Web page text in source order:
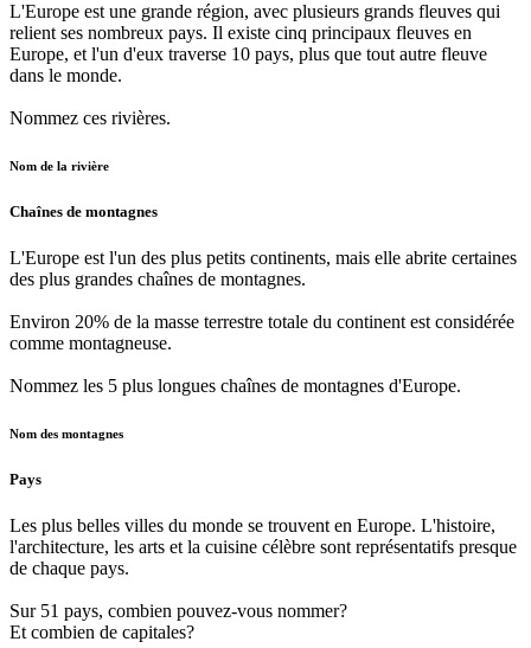
L'Europe est une grande région, avec plusieurs grands fleuves qui
relient ses nombreux pays. Il existe cinq principaux fleuves en
Europe, et l'un d'eux traverse 10 pays, plus que tout autre fleuve
dans le monde.
Nommez ces rivières.
Nom de la rivière
Chaînes de montagnes
L'Europe est l'un des plus petits continents, mais elle abrite certaines
des plus grandes chaînes de montagnes.
Environ 20% de la masse terrestre totale du continent est considérée
comme montagneuse.
Nommez les 5 plus longues chaînes de montagnes d'Europe.
Nom des montagnes
Pays
Les plus belles villes du monde se trouvent en Europe. L'histoire,
l'architecture, les arts et la cuisine célèbre sont représentatifs presque
de chaque pays.
Sur 51 pays, combien pouvez-vous nommer?
Et combien de capitales?